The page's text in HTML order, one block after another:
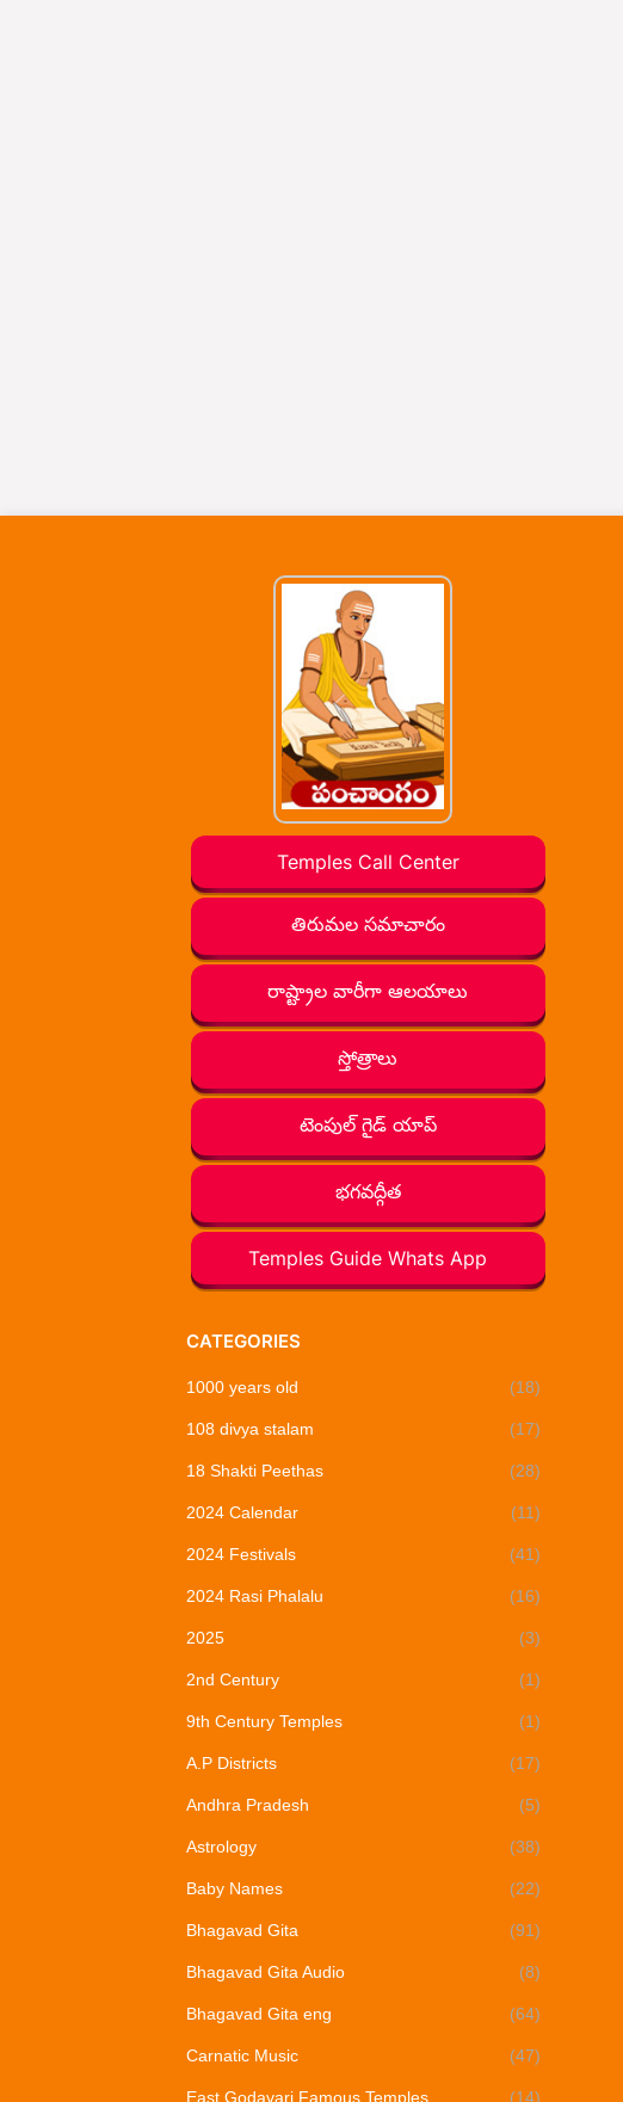
Temples Call Center
తిరుమల సమాచారం
రాష్ట్రాల వారీగా ఆలయాలు
స్తోత్రాలు
టెంపుల్ గైడ్ యాప్
భగవద్గీత
Temples Guide Whats App
CATEGORIES
1000 years old (18)
108 divya stalam (17)
18 Shakti Peethas (28)
2024 Calendar (11)
2024 Festivals (41)
2024 Rasi Phalalu (16)
2025 (3)
2nd Century (1)
9th Century Temples (1)
A.P Districts (17)
Andhra Pradesh (5)
Astrology (38)
Baby Names (22)
Bhagavad Gita (91)
Bhagavad Gita Audio (8)
Bhagavad Gita eng (64)
Carnatic Music (47)
East Godavari Famous Temples (14)